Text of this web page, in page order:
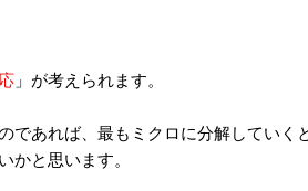
」が考えられます。
あれば、最もミクロに分解していくと
かと思います。